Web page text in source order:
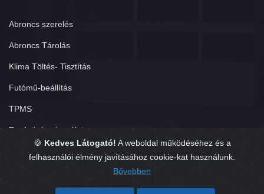
🍪 Kedves Látogató! A weboldal működéséhez és a
felhasználói élmény javításához cookie-kat használunk.
Bővebben
Abroncs szerelés
Abroncs Tárolás
Klima Töltés- Tisztítás
Futómű-beállítás
TPMS
Eredetiség vizsgálat
Copyright © 2026. Készítette: